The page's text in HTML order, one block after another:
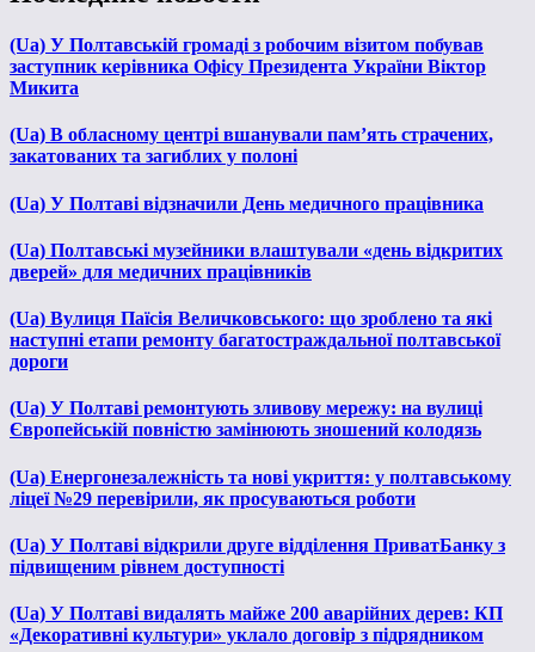
(Ua) У Полтавській громаді з робочим візитом побував
заступник керівника Офісу Президента України Віктор
Микита
(Ua) В обласному центрі вшанували пам’ять страчених,
закатованих та загиблих у полоні
(Ua) У Полтаві відзначили День медичного працівника
(Ua) Полтавські музейники влаштували «день відкритих
дверей» для медичних працівників
(Ua) Вулиця Паїсія Величковського: що зроблено та які
наступні етапи ремонту багатостраждальної полтавської
дороги
(Ua) У Полтаві ремонтують зливову мережу: на вулиці
Європейській повністю замінюють зношений колодязь
(Ua) Енергонезалежність та нові укриття: у полтавському
ліцеї №29 перевірили, як просуваються роботи
(Ua) У Полтаві відкрили друге відділення ПриватБанку з
підвищеним рівнем доступності
(Ua) У Полтаві видалять майже 200 аварійних дерев: КП
«Декоративні культури» уклало договір з підрядником